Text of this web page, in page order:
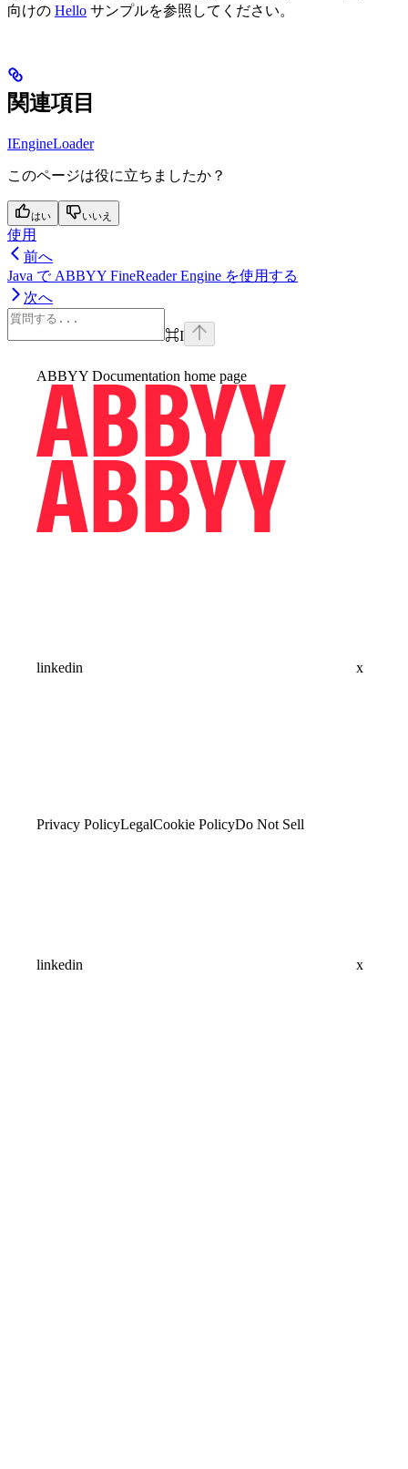
向けの Hello サンプルを参照してください。
関連項目
IEngineLoader
このページは役に立ちましたか？
はい いいえ
使用
前へ
Java で ABBYY FineReader Engine を使用する
次へ
⌘I
ABBYY Documentation home page
linkedin x
Privacy PolicyLegalCookie PolicyDo Not Sell
linkedin x